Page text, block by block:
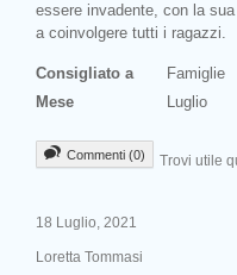
essere invadente, con la
a coinvolgere tutti i ragazzi.
Consigliato a
Famiglie
Mese
Luglio
Commenti (0) Trovi utile
18 Luglio, 2021
Loretta Tommasi